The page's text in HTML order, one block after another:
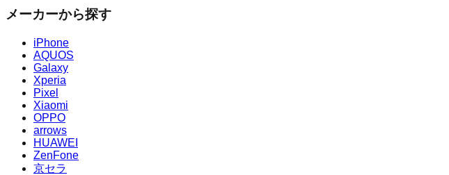
メーカーから探す
iPhone
AQUOS
Galaxy
Xperia
Pixel
Xiaomi
OPPO
arrows
HUAWEI
ZenFone
京セラ